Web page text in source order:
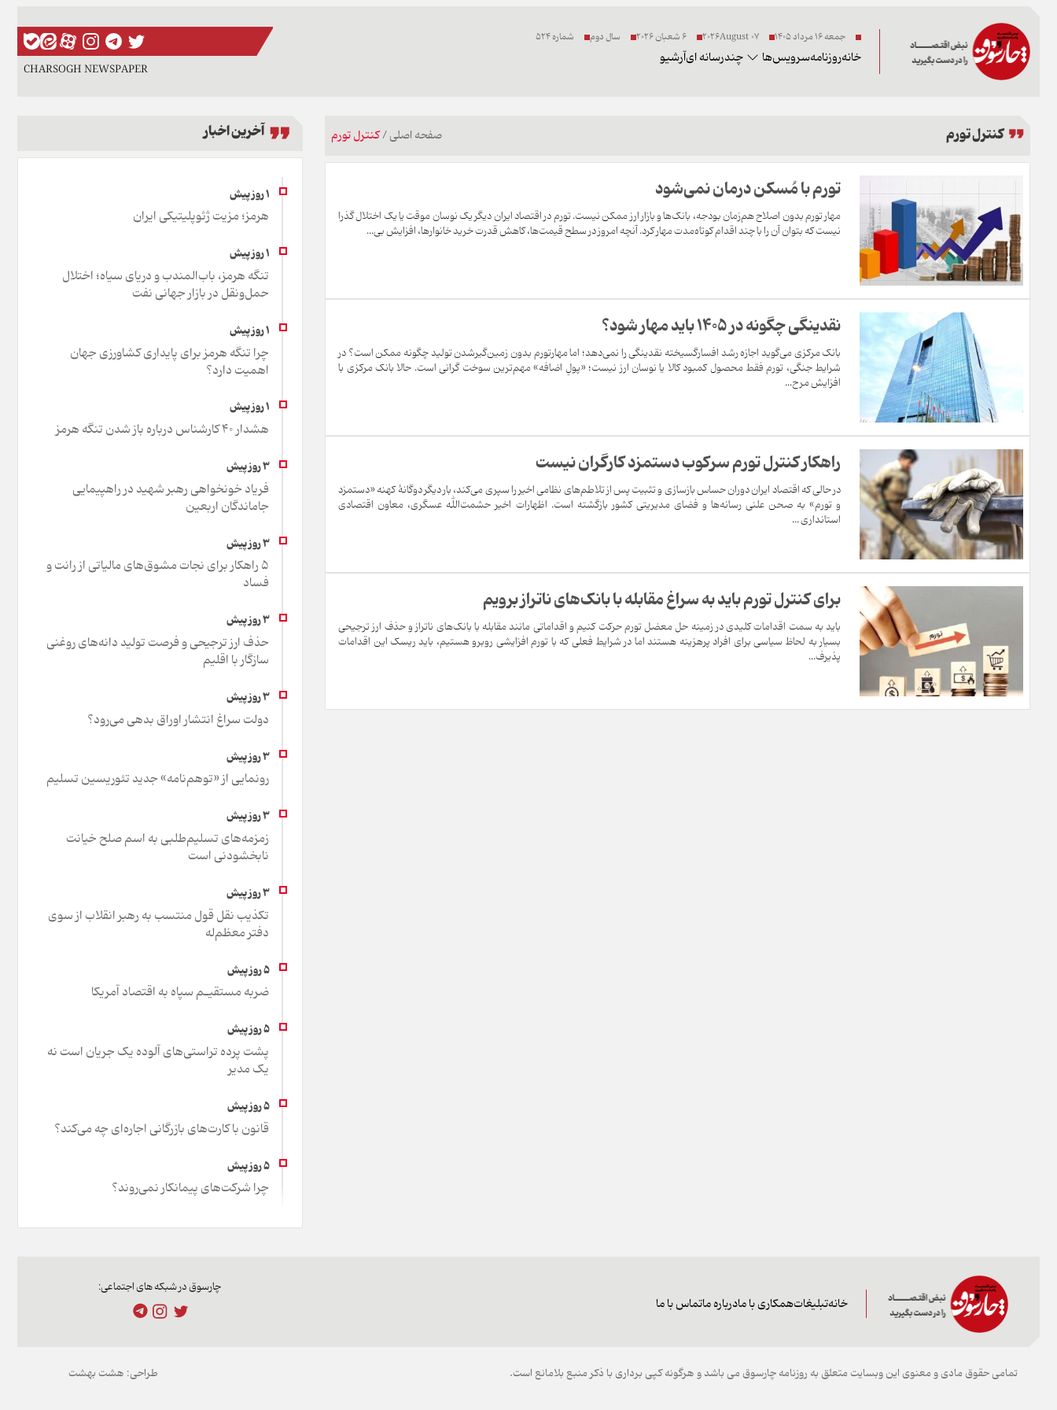
جمعه ۱۶ مرداد ۱۴۰۵ 07 2026August 6 شعبان 2026 سال دوم شماره 524
خانهروزنامهسرویس‌ها چندرسانه ایآرشیو
CHARSOGH NEWSPAPER
کنترل تورم صفحه اصلی/کنترل تورم
تورم با مُسکن درمان نمی‌شود
مهار تورم بدون اصلاح هم‌زمان بودجه، بانک‌ها و بازار ارز ممکن نیست. تورم در اقتصاد ایران دیگر یک نوسان موقت یا یک اختلال گذرا
نیست که بتوان آن را با چند اقدام کوتاه‌مدت مهار کرد. آنچه امروز در سطح قیمت‌ها، کاهش قدرت خرید خانوارها، افزایش بی‌...
نقدینگی چگونه در 1405 باید مهار شود؟
بانک مرکزی می‌گوید اجازه رشد افسارگسیخته نقدینگی را نمی‌دهد؛ اما مهارتورم بدون زمین‌گیرشدن تولید چگونه ممکن است؟ در
شرایط جنگی، تورم فقط محصول کمبود کالا یا نوسان ارز نیست؛ «پولِ اضافه» مهم‌ترین سوخت گرانی است. حالا بانک مرکزی با
افزایش مرح...
راهکار کنترل تورم سرکوب دستمزد کارگران نیست
در حالی که اقتصاد ایران دوران حساس بازسازی و تثبیت پس از تلاطم‌های نظامی اخیر را سپری می‌کند، بار دیگر دوگانهٔ کهنه «دستمزد
و تورم» به صحن علنی رسانه‌ها و فضای مدیریتی کشور بازگشته است. اظهارات اخیر حشمت‌الله عسگری، معاون اقتصادی
استانداری ...
برای کنترل تورم باید به سراغ مقابله با بانک‌های ناتراز برویم
باید به سمت اقدامات کلیدی در زمینه حل معضل تورم حرکت کنیم و اقداماتی مانند مقابله با بانک‌های ناتراز و حذف ارز ترجیحی
بسیار به لحاظ سیاسی برای افراد پرهزینه هستند اما در شرایط فعلی که با تورم افزایشی روبرو هستیم، باید ریسک این اقدامات
پذیرف...
آخرین اخبار
هرمز؛ مزیت ژئوپلیتیکی ایران
تنگه هرمز، باب‌المندب و دریای سیاه؛ اختلال
حمل‌ونقل در بازار جهانی نفت
چرا تنگه هرمز برای پایداری کشاورزی جهان
اهمیت دارد؟
هشدار 40 کارشناس درباره باز شدن تنگه هرمز
فریاد خونخواهی رهبر شهید در راهپیمایی
جاماندگان اربعین
۵ راهکار برای نجات مشوق‌های مالیاتی از رانت و
فساد
حذف ارز ترجیحی و فرصت تولید دانه‌های روغنی
سازگار با اقلیم
دولت سراغ انتشار اوراق بدهی می‌رود؟
رونمایی از «توهم‌نامه» جدید تئور‌یسین تسلیم
زمزمه‌های تسلیم‌طلبی به اسم صلح خیانت
نابخشودنی است
تکذیب نقل قول منتسب به رهبر انقلاب از سوی
دفتر معظم‌له
ضربه مستقیـم سپاه به اقتصاد آمر‌یکا
پشت پرده تراستی‌های آلوده یک جریان است نه
یک مدیر
قانون با کارت‌های بازرگانی اجاره‌ای چه می‌کند؟
چرا شرکت‌های پیمانکار نمی‌روند؟
خانهتبلیغاتهمکاری با مادرباره ماتماس با ما
چارسوق در شبکه های اجتماعی:
تمامی حقوق مادی و معنوی این وبسایت متعلق به روزنامه چارسوق می باشد و هرگونه کپی برداری با ذکر منبع بلامانع است. طراحی: هشت بهشت